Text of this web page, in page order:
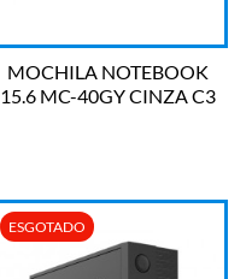
MOCHILA NOTEBOOK
15.6 MC-40GY CINZA C3
ESGOTADO